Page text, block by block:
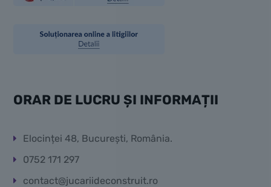
ORAR DE LUCRU ȘI INFORMAȚII
Elocinței 48, București, România.
0752 171 297
contact@jucariideconstruit.ro